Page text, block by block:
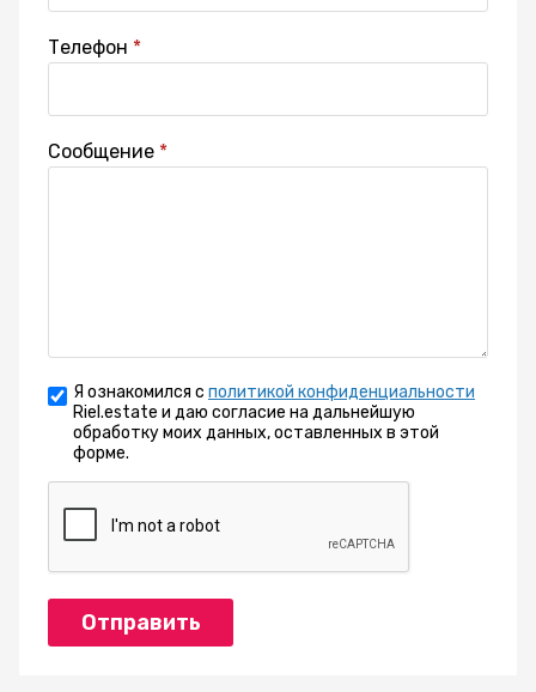
Телефон
Сообщение
Я ознакомился с политикой конфиденциальности
Riel.estate и даю согласие на дальнейшую
обработку моих данных, оставленных в этой
форме.
Отправить